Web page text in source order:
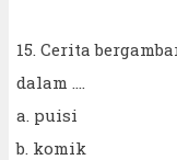
15. Cerita
dalam ....
a. puisi
b. komik